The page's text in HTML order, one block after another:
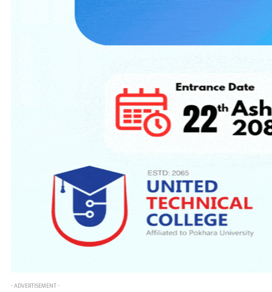
- ADVERTISEMENT -